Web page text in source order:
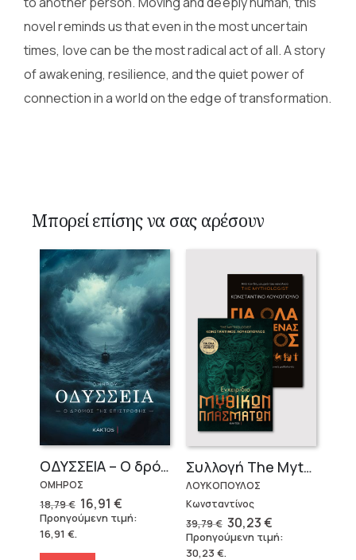
novel reminds us that even in the most uncertain
times, love can be the most radical act of all. A story
of awakening, resilience, and the quiet power of
connection in a world on the edge of transformation.
Μπορεί επίσης να σας αρέσουν
OΔΥΣΣΕΙΑ – Ο δρόμος της επιστροφής
ΟΜΗΡΟΣ
18,79€ Original
price
was:
16,91 €Η
τρέχουσα
τιμή
Προηγούμενη τιμή:
16,91 €.
Συλλογή The Mythologist (2 βιβλία)
ΛΟΥΚΟΠΟΥΛΟΣ
Κωνσταντίνος
39,79€ Original
price
was:
30,23€Η
τρέχουσα
τιμή
Προηγούμενη τιμή:
30,23€.